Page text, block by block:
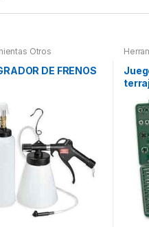
Otros
DE FRENOS
otros